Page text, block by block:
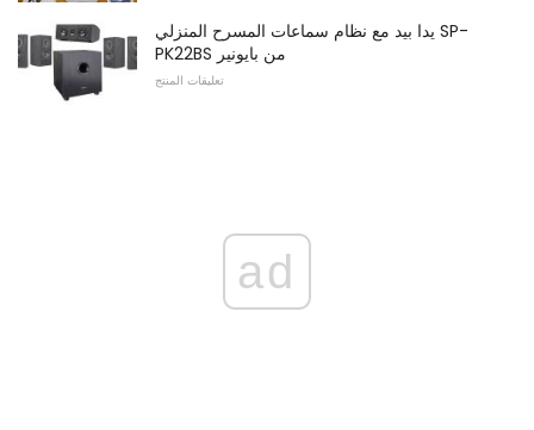
يدا بيد مع نظام سماعات المسرح المنزلي SP-
PK22BS من بايونير
تعليقات المنتج
ad